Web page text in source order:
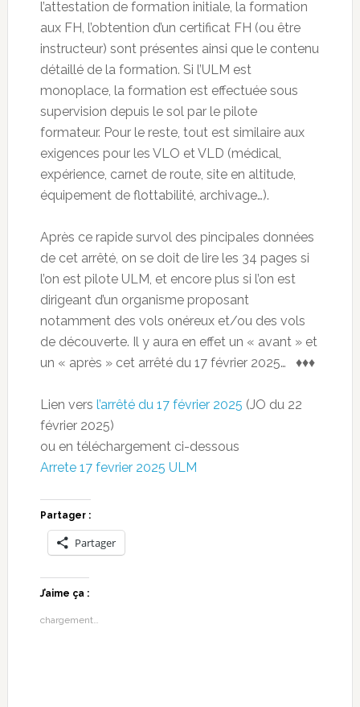
l’attestation de formation initiale, la formation
aux FH, l’obtention d’un certificat FH (ou être
instructeur) sont présentes ainsi que le contenu
détaillé de la formation. Si l’ULM est
monoplace, la formation est effectuée sous
supervision depuis le sol par le pilote
formateur. Pour le reste, tout est similaire aux
exigences pour les VLO et VLD (médical,
expérience, carnet de route, site en altitude,
équipement de flottabilité, archivage…).
Après ce rapide survol des pincipales données
de cet arrêté, on se doit de lire les 34 pages si
l’on est pilote ULM, et encore plus si l’on est
dirigeant d’un organisme proposant
notamment des vols onéreux et/ou des vols
de découverte. Il y aura en effet un « avant » et
un « après » cet arrêté du 17 février 2025… ♦♦♦
Lien vers l’arrêté du 17 février 2025 (JO du 22
février 2025)
ou en téléchargement ci-dessous
Arrete 17 fevrier 2025 ULM
Partager :
Partager
J’aime ça :
chargement…